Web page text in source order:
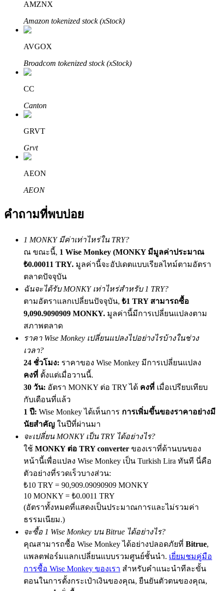
มากถึง 65% คอมมิชชั่น!
เชิญเพื่อนเพื่อรับรางวัลเงินสด
BTC Welcome Rewards
BTC Welcome Rewards
Deposit & Trade BTC to Share 25000 USDT prize pool!
Deposit CASHCAT & Win
Share 500000 CASHCAT prize pool
Exclusive for BitMart Users
Register & Trade to Win 500,000 USDT
Precious Metals Trading Carnival
Trade Gold & Silver · 33,333 USDT Bonus
USDT New User Exclusive 10% APR
USDT Flexible Staking | Daily Rewards
AMZNX
Amazon tokenized stock (xStock)
AVGOX
Broadcom tokenized stock (xStock)
CC
Canton
GRVT
Grvt
AEON
AEON
คำถามที่พบบ่อย
1 MONKY มีค่าเท่าไหร่ใน TRY?
ณ ขณะนี้, 1 Wise Monkey (MONKY มีมูลค่าประมาณ
₺0.00011 TRY. มูลค่านี้จะอัปเดตแบบเรียลไทม์ตามอัตรา
ตลาดปัจจุบัน
ฉันจะได้รับ MONKY เท่าไหร่สำหรับ 1 TRY?
ตามอัตราแลกเปลี่ยนปัจจุบัน, ₺1 TRY สามารถซื้อ
9,090.9090909 MONKY. มูลค่านี้มีการเปลี่ยนแปลงตาม
สภาพตลาด
ราคา Wise Monkey เปลี่ยนแปลงไปอย่างไรบ้างในช่วง
เวลา?
24 ชั่วโมง: ราคาของ Wise Monkey มีการเปลี่ยนแปลง
คงที่ ตั้งแต่เมื่อวานนี้.
30 วัน: อัตรา MONKY ต่อ TRY ได้ คงที่ เมื่อเปรียบเทียบ
กับเดือนที่แล้ว
1 ปี: Wise Monkey ได้เห็นการ การเพิ่มขึ้นของราคาอย่างมี
นัยสำคัญ ในปีที่ผ่านมา
จะเปลี่ยน MONKY เป็น TRY ได้อย่างไร?
ใช้ MONKY ต่อ TRY converter ของเราที่ด้านบนของ
หน้านี้เพื่อแปลง Wise Monkey เป็น Turkish Lira ทันที นี่คือ
ตัวอย่างที่รวดเร็วบางส่วน:
₺10 TRY = 90,909.09090909 MONKY
10 MONKY = ₺0.0011 TRY
(อัตราทั้งหมดที่แสดงเป็นประมาณการและไม่รวมค่า
ธรรมเนียม.)
จะซื้อ 1 Wise Monkey บน Bitrue ได้อย่างไร?
คุณสามารถซื้อ Wise Monkey ได้อย่างปลอดภัยที่ Bitrue,
แพลตฟอร์มแลกเปลี่ยนแบบรวมศูนย์ชั้นนำ. เยี่ยมชมคู่มือ
การซื้อ Wise Monkey ของเรา สำหรับคำแนะนำทีละขั้น
ตอนในการตั้งกระเป๋าเงินของคุณ, ยืนยันตัวตนของคุณ,